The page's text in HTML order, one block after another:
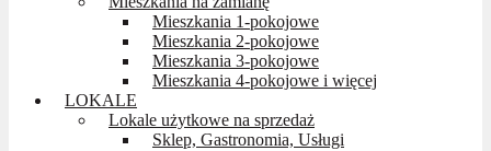
Mieszkania 1-pokojowe
Mieszkania 2-pokojowe
Mieszkania 3-pokojowe
Mieszkania 4-pokojowe i więcej
LOKALE
Lokale użytkowe na sprzedaż
Sklep, Gastronomia, Usługi